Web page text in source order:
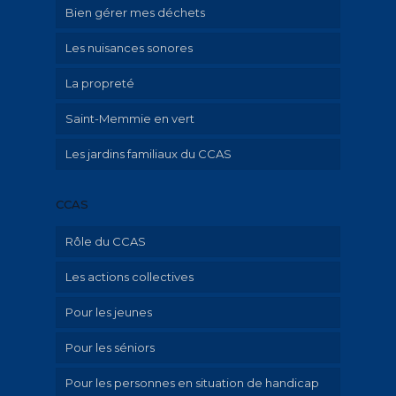
Bien gérer mes déchets
Les nuisances sonores
La propreté
Saint-Memmie en vert
Les jardins familiaux du CCAS
CCAS
Rôle du CCAS
Qu’est-ce que le CCAS?
Aide aux familles avec enfant mineur
Hébergement d’urgence et aide au
Les actions collectives
Pour les jeunes
Ville amie des enfants
Pour les séniors
Portage de repas à domicile
Pour les personnes en situation de handicap